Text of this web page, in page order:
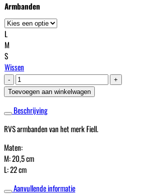
Armbanden
L
M
S
Wissen
RVS
Armband
aantal
Toevoegen aan winkelwagen
Beschrijving
RVS armbanden van het merk Fiell.
Maten:
M: 20,5 cm
L: 22 cm
Aanvullende informatie